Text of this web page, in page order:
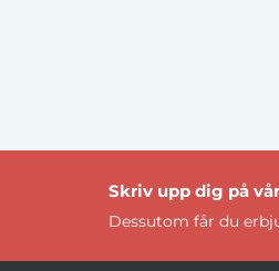
Skriv upp dig på
Dessutom får du